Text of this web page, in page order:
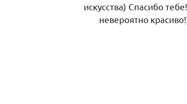
искусства) Спасибо
невероятно